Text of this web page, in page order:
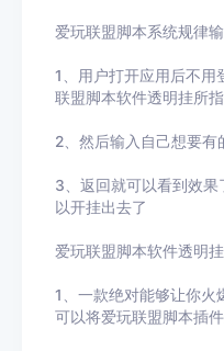
爱玩联盟脚本系统规律
1、用户打开应用后不用
联盟脚本软件透明挂所
2、然后输入自己想要
3 、返回就可以看到效果
以开挂出去了
爱玩联盟脚本软件透明
1、一款绝对能够让你火
可以将爱玩联盟脚本插